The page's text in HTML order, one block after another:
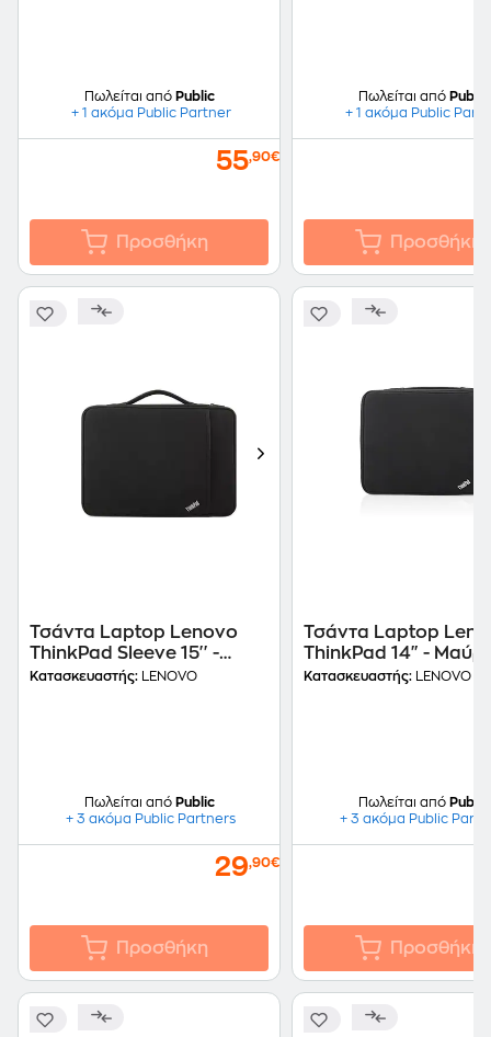
Πωλείται από Public
+ 1 ακόμα Public Partner
55,90€
Προσθήκη
Πωλείται από Public
+ 1 ακόμα Public
Προσθήκη
Τσάντα Laptop Lenovo
ThinkPad Sleeve 15'' -
Μαύρο
Κατασκευαστής: LENOVO
Πωλείται από Public
+ 3 ακόμα Public Partners
29,90€
Προσθήκη
Τσάντα Laptop
ThinkPad 14" -
Κατασκευαστής: LENOVO
Πωλείται από Public
+ 3 ακόμα Public
Προσθήκη